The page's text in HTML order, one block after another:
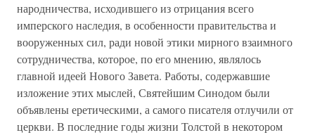
народничества, исходившего из отрицания всего
имперского наследия, в особенности правительства и
вооруженных сил, ради новой этики мирного взаимного
сотрудничества, которое, по его мнению, являлось
главной идеей Нового Завета. Работы, содержавшие
изложение этих мыслей, Святейшим Синодом были
объявлены еретическими, а самого писателя отлучили от
церкви. В последние годы жизни Толстой в некотором